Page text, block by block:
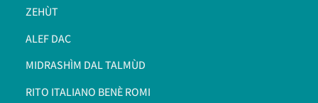
ZEHÙT
ALEF DAC
MIDRASHÌM DAL TALMÙD
RITO ITALIANO BENÈ ROMI​